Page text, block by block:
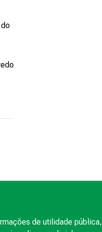
de utilidade pública,